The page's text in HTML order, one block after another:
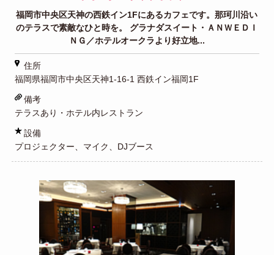
福岡市中央区天神の西鉄イン1Fにあるカフェです。那珂川沿い
のテラスで素敵なひと時を。 グラナダスイート・ＡＮＷＥＤＩ
ＮＧ／ホテルオークラより好立地...
住所
福岡県福岡市中央区天神1-16-1 西鉄イン福岡1F
備考
テラスあり・ホテル内レストラン
設備
プロジェクター、マイク、DJブース